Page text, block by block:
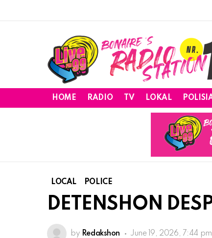
HOME RADIO TV LOKAL
LOCAL POLICE
DETENSHON
by Redakshon June 19, 2026, 7:44 pm